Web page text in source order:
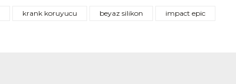
krank koruyucu beyaz silikon
impact epic